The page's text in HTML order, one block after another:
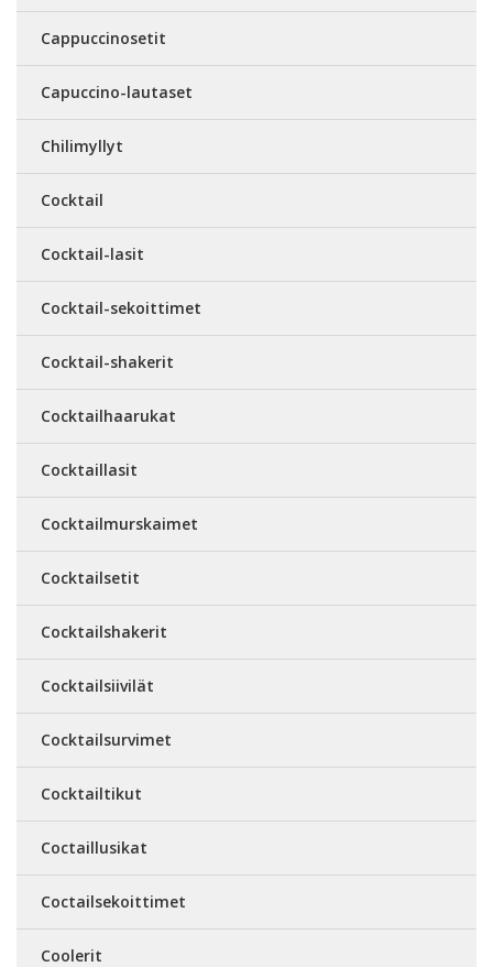
Cappuccinosetit
Capuccino-lautaset
Chilimyllyt
Cocktail
Cocktail-lasit
Cocktail-sekoittimet
Cocktail-shakerit
Cocktailhaarukat
Cocktaillasit
Cocktailmurskaimet
Cocktailsetit
Cocktailshakerit
Cocktailsiivilät
Cocktailsurvimet
Cocktailtikut
Coctaillusikat
Coctailsekoittimet
Coolerit